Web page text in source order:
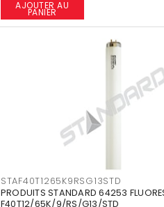
AJOUTER AU
PANIER
STAF40T1265K9RSG13STD
PRODUITS STANDARD 64253
F40T12/65K/9/RS/G13/STD